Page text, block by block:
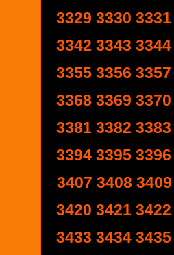
3329 3330 3331
3342 3343 3344
3355 3356 3357
3368 3369 3370
3381 3382 3383
3394 3395 3396
3407 3408 3409
3420 3421 3422
3433 3434 3435